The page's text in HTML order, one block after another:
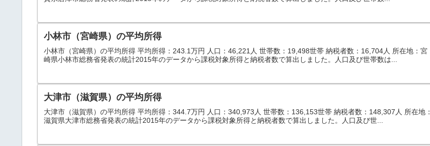
小林市（宮崎県）の平均所得
小林市（宮崎県）の平均所得 平均所得：243.1万円 人口：46,221人 世帯数：19,498世帯 納税者数：16,704人 所在地：宮
崎県小林市総務省発表の統計2015年のデータから課税対象所得と納税者数で算出しました。人口及び世帯数は...
大津市（滋賀県）の平均所得
大津市（滋賀県）の平均所得 平均所得：344.7万円 人口：340,973人 世帯数：136,153世帯 納税者数：148,307人 所在地：
滋賀県大津市総務省発表の統計2015年のデータから課税対象所得と納税者数で算出しました。人口及び世...